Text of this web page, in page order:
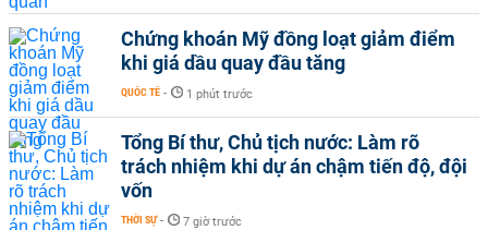
Chứng khoán Mỹ đồng loạt giảm điểm
khi giá dầu quay đầu tăng
QUỐC TẾ - 1 phút trước
Tổng Bí thư, Chủ tịch nước: Làm rõ
trách nhiệm khi dự án chậm tiến độ, đội
vốn
THỜI SỰ - 7 giờ trước